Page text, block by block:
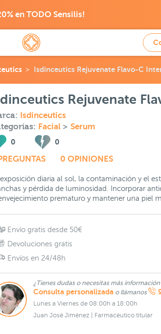
en TODO Sensilis!
Isdinceutics Rejuvenate Flavo-C
Rejuvenate
Isdinceutics
Facial > Serum
0 0
0 OPINIONES
exposición diaria al sol, la contaminación y el
y pérdida de luminosidad. Incorporar
prematuro y mantener una piel
Envío gratis desde 50€
Devoluciones gratis
Envíos en 24/48h
¿Tienes dudas o necesitas más
Consulta personalizada o llámanos
Lunes a Viernes de 08:00h a 18:00h
Juan José Jiménez | Farmacéutico titular